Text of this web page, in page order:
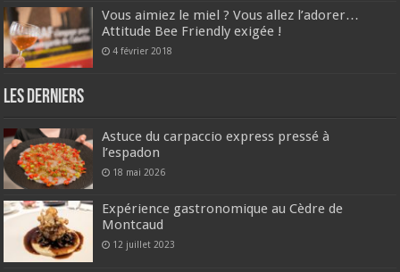
Vous aimiez le miel ? Vous allez l’adorer…
Attitude Bee Friendly exigée !
4 février 2018
Les derniers
Astuce du carpaccio express pressé à
l’espadon
18 mai 2026
Expérience gastronomique au Cèdre de
Montcaud
12 juillet 2023